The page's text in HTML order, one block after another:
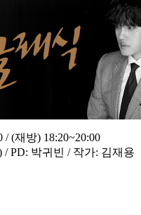
/ (재방) 18:20~20:00
PD: 박귀빈 / 작가: 김재용